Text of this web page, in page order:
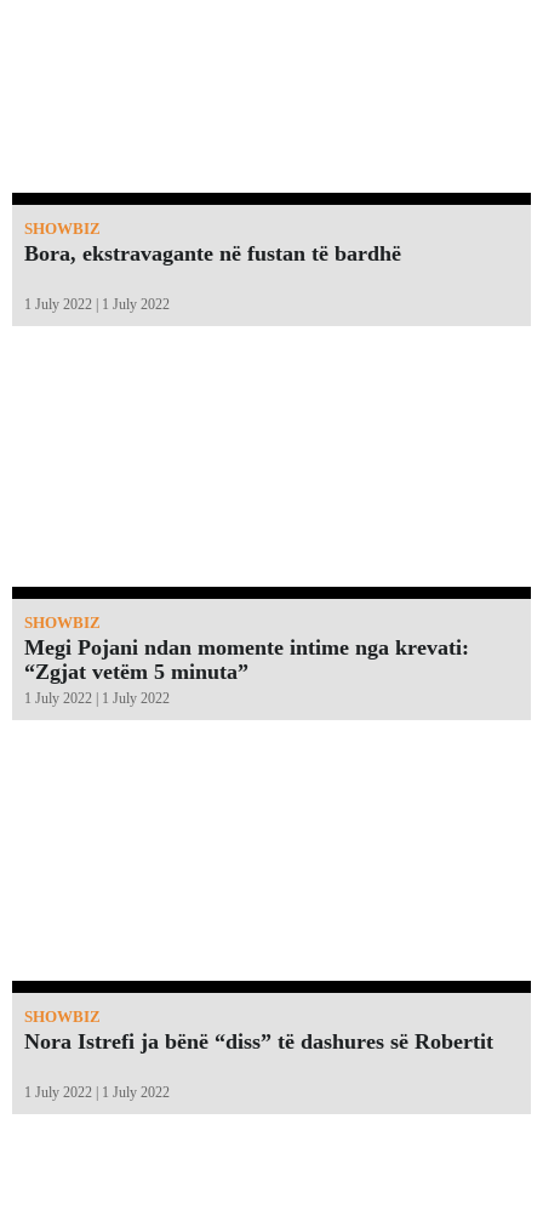
SHOWBIZ
Bora, ekstravagante në fustan të bardhë
1 July 2022 | 1 July 2022
SHOWBIZ
Megi Pojani ndan momente intime nga krevati:
“Zgjat vetëm 5 minuta”￼
1 July 2022 | 1 July 2022
SHOWBIZ
Nora Istrefi ja bënë “diss” të dashures së Robertit
1 July 2022 | 1 July 2022